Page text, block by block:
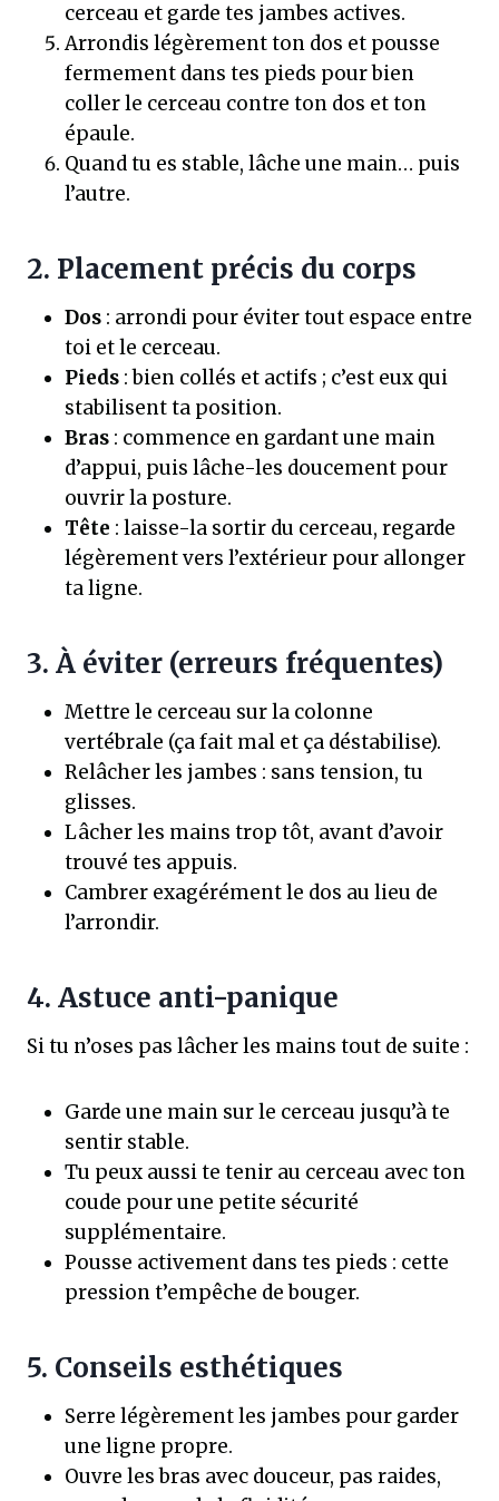
cerceau et garde tes jambes actives.
Arrondis légèrement ton dos et pousse
fermement dans tes pieds pour bien
coller le cerceau contre ton dos et ton
épaule.
Quand tu es stable, lâche une main… puis
l’autre.
2. Placement précis du corps
Dos : arrondi pour éviter tout espace entre
toi et le cerceau.
Pieds : bien collés et actifs ; c’est eux qui
stabilisent ta position.
Bras : commence en gardant une main
d’appui, puis lâche-les doucement pour
ouvrir la posture.
Tête : laisse-la sortir du cerceau, regarde
légèrement vers l’extérieur pour allonger
ta ligne.
3. À éviter (erreurs fréquentes)
Mettre le cerceau sur la colonne
vertébrale (ça fait mal et ça déstabilise).
Relâcher les jambes : sans tension, tu
glisses.
Lâcher les mains trop tôt, avant d’avoir
trouvé tes appuis.
Cambrer exagérément le dos au lieu de
l’arrondir.
4. Astuce anti-panique
Si tu n’oses pas lâcher les mains tout de suite :
Garde une main sur le cerceau jusqu’à te
sentir stable.
Tu peux aussi te tenir au cerceau avec ton
coude pour une petite sécurité
supplémentaire.
Pousse activement dans tes pieds : cette
pression t’empêche de bouger.
5. Conseils esthétiques
Serre légèrement les jambes pour garder
une ligne propre.
Ouvre les bras avec douceur, pas raides,